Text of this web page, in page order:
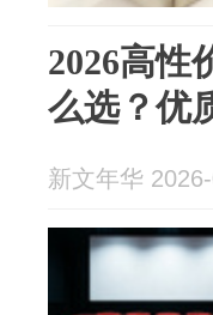
2026高性
么选？优
新文年华